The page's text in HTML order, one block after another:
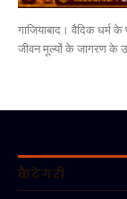
गाजियाबाद। वैदिक धर्म
जीवन मूल्यों के जागरण के
कैटेगरी